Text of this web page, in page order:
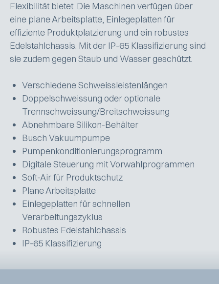
Flexibilität bietet. Die Maschinen verfügen über
eine plane Arbeitsplatte, Einlegeplatten für
effiziente Produktplatzierung und ein robustes
Edelstahlchassis. Mit der IP-65 Klassifizierung sind
sie zudem gegen Staub und Wasser geschützt.
Verschiedene Schweissleistenlängen
Doppelschweissung oder optionale
Trennschweissung/Breitschweissung
Abnehmbare Silikon-Behälter
Busch Vakuumpumpe
Pumpenkonditionierungsprogramm
Digitale Steuerung mit Vorwahlprogrammen
Soft-Air für Produktschutz
Plane Arbeitsplatte
Einlegeplatten für schnellen
Verarbeitungszyklus
Robustes Edelstahlchassis
IP-65 Klassifizierung